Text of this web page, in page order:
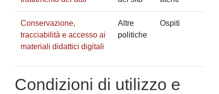
Conservazione,
tracciabilità e accesso ai
materiali didattici digitali
Altre
politiche
Ospiti
Condizioni di utilizzo e